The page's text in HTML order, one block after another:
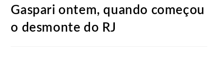
Gaspari ontem, quando começou
o desmonte do RJ